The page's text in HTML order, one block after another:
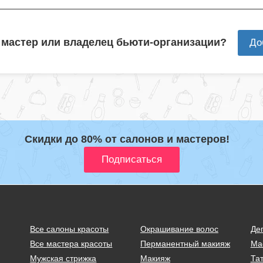
или владелец бьюти-организации?
Скидки до 80% от салонов и мастеров!
Все салоны красоты
Все мастера красоты
Мужская стрижка
Окрашивание волос
Перманентный макияж
Макияж